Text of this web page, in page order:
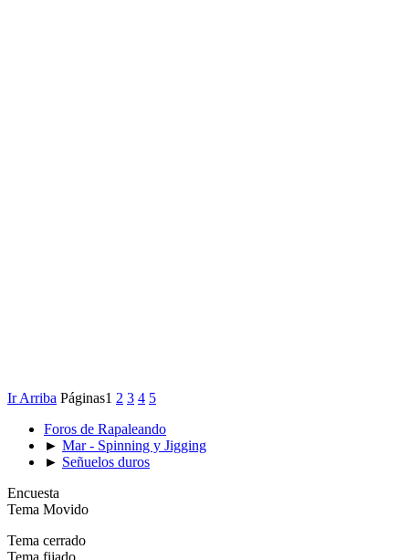
Ir Arriba Páginas1 2 3 4 5
Foros de Rapaleando
► Mar - Spinning y Jigging
► Señuelos duros
Encuesta
Tema Movido
Tema cerrado
Tema fijado